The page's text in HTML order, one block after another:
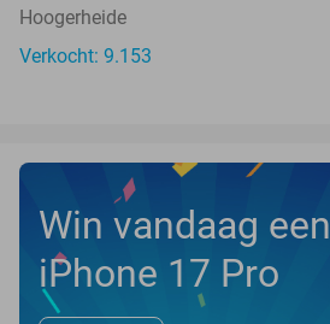
Hoogerheide
Verkocht: 9.153
Win vandaag
iPhone 17 Pro